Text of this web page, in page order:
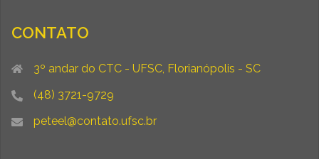
CONTATO
3º andar do CTC - UFSC, Florianópolis - SC
(48) 3721-9729
peteel@contato.ufsc.br